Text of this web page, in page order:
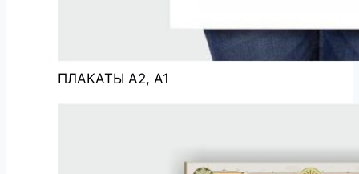
ПЛАКАТЫ А2, А1